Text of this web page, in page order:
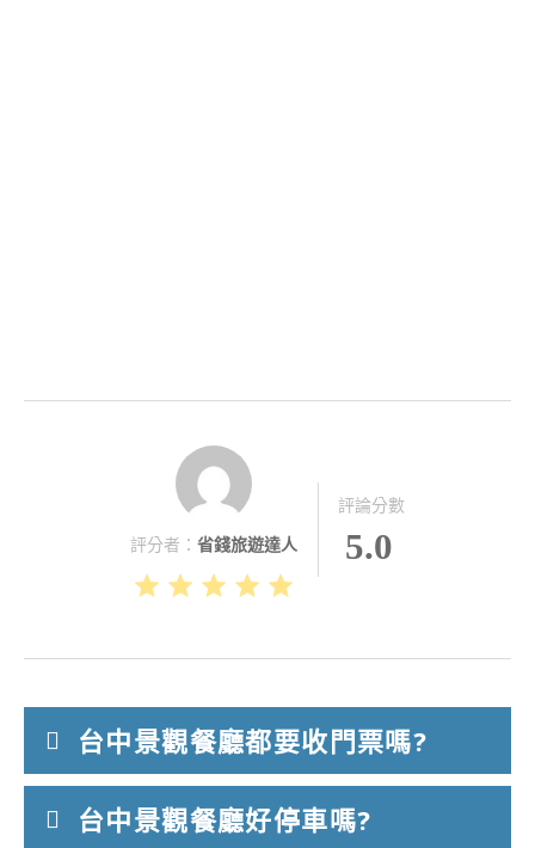
評分者： 省錢旅遊達人
評論分數
5.0
台中景觀餐廳都要收門票嗎?
台中景觀餐廳好停車嗎?